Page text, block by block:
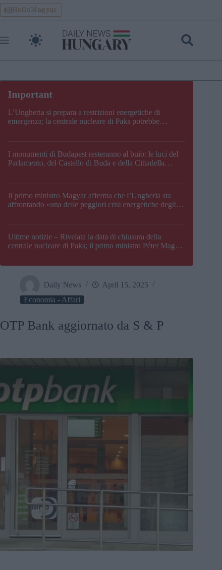
Skip
to
content
HelloMagyar
L’Ungheria si prepara a restrizioni energetiche di
emergenza; la centrale nucleare di Paks potrebbe
I monumenti di Budapest resteranno al buio: le luci del
Parlamento, del Castello di Buda e della Cittadella
Il primo ministro Magyar afferma che l’Ungheria sta
affrontando «una delle peggiori crisi energetiche degli
Ultime notizie – Rivelata la data di chiusura della
centrale nucleare di Paks; il primo ministro Péter Magyar
Daily News
April 15, 2025
Economia - Affari
OTP Bank aggiornato da S & P